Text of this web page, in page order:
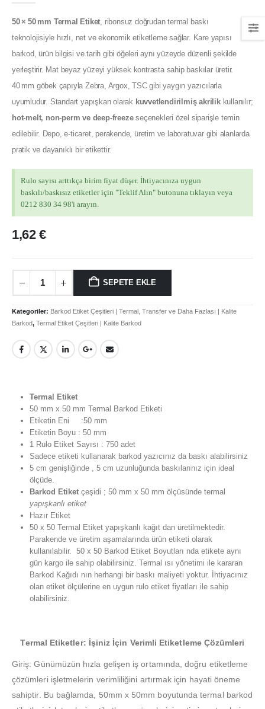
50 × 50 mm Termal Etiket, ribonsuz doğrudan termal baskı
teknolojisiyle hızlı, net ve ekonomik etiketleme sağlar. Kare yapısı
barkod, ürün bilgisi ve tarih gibi öğeleri aynı yüzeyde düzenli şekilde
yerleştirir. Mat beyaz yüzeyi yüksek kontrasta sahip baskılar üretir.
40 mm göbek çapıyla Zebra, Argox, TSC gibi yaygın yazıcılarla
uyumludur. Standart yapışkan olarak kuvvetlendirilmiş akrilikkullanılır;
hot‑melt, non‑perm ve deep‑freezeseçenekleri özel siparişle temin
edilebilir. Depo, e‑ticaret, perakende, üretim ve laboratuvar gibi alanlarda
pratik ve dayanıklı bir etikettir.
Rulo sayısı arttıkça birim fiyat düşer. İhtiyacınıza uygun
baskılı/baskısız etiketler için "Teklif Alın" butonuna tıklayın veya
0212 830 34 98'i arayın.
1,62 €
SEPETE EKLE
Kategoriler: Barkod Etiket Çeşitleri | Termal, Transfer ve Daha Fazlası | Kalite
Barkod, Termal Etiket Çeşitleri | Kalite Barkod
Termal Etiket
50 mm x 50 mm Termal Barkod Etiketi
Etiketin Eni :50 mm
Etiketin Boyu : 50 mm
1 Rulo Etiket Sayısı : 750 adet
Sadece etiketi kullanarak barkod yazıcınız da baskı alabilirsiniz
5 cm genişliğinde , 5 cm uzunluğunda baskılarınız için ideal
ölçüde.
Barkod Etiketçeşidi ; 50 mm x 50 mm ölçüsünde termal
yapışkanlı etiket
Hazır Etiket
50 x 50 Termal Etiket yapışkanlı kağıt dan üretilmektedir.
Parakende ve üretim aşamalarında ürün etiketi olarak
kullanılabilir. 50 x 50 Barkod Etiket Boyutları nda etikete aynı
gün kargo ile sahip olabilirsiniz. Termal ısı yönetimi ile kararan
Barkod Kağıdı nın herhangi bir baskı maliyeti yoktur. İhtiyacınız
olan etiket ölçülerine en uygun rulo etiket fiyatları ile sahip
olabilirsiniz.
Termal Etiketler: İşiniz İçin Verimli Etiketleme Çözümleri
Giriş: Günümüzün hızla gelişen iş ortamında, doğru etiketleme
çözümleri işletmelerin verimliliğini artırmak için hayati öneme
sahiptir. Bu bağlamda, 50mm x 50mm boyutunda termal barkod